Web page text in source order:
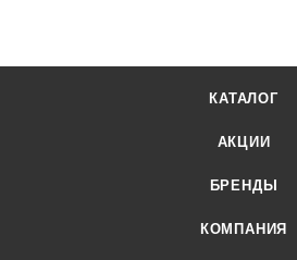
КАТАЛОГ
АКЦИИ
БРЕНДЫ
КОМПАНИЯ